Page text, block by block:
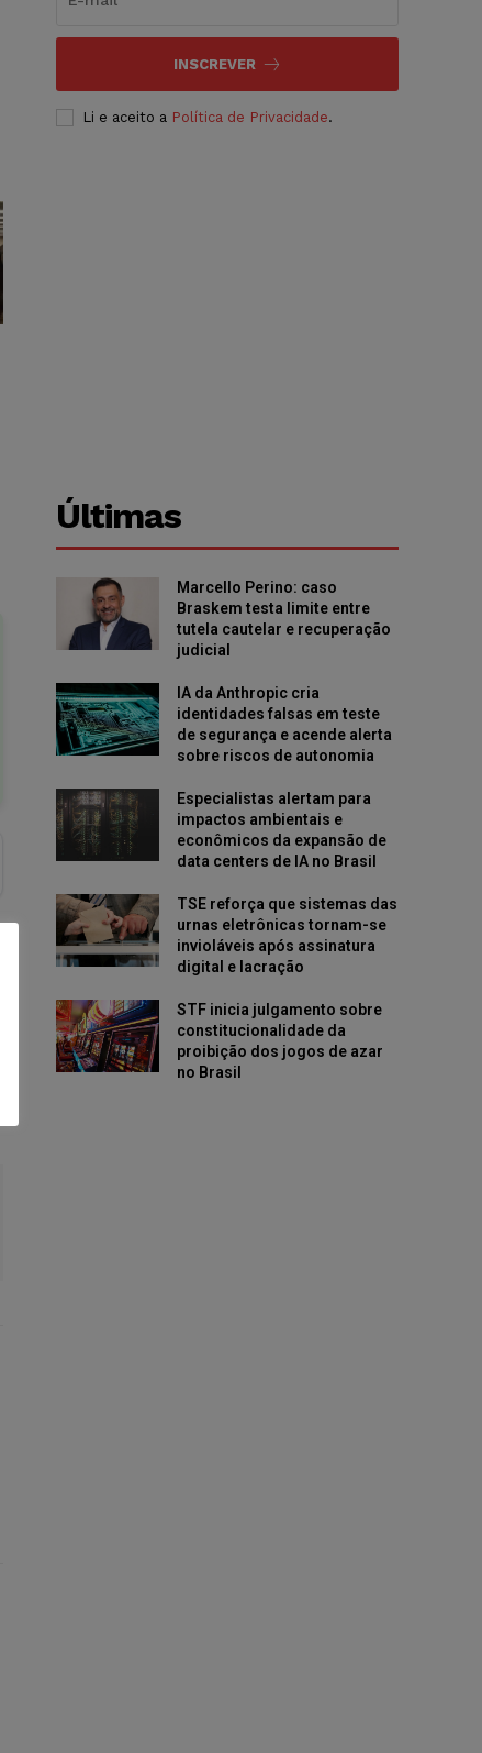
INSCREVER
Li e aceito a Política de Privacidade.
Últimas
Marcello Perino: caso
Braskem testa limite entre
tutela cautelar e recuperação
judicial
IA da Anthropic cria
identidades falsas em teste
de segurança e acende alerta
sobre riscos de autonomia
Especialistas alertam para
impactos ambientais e
econômicos da expansão de
data centers de IA no Brasil
TSE reforça que sistemas das
urnas eletrônicas tornam-se
invioláveis após assinatura
digital e lacração
STF inicia julgamento sobre
constitucionalidade da
proibição dos jogos de azar
no Brasil